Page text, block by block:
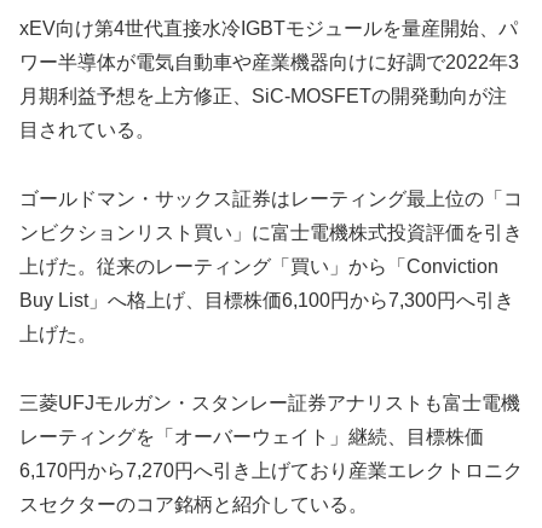
xEV向け第4世代直接水冷IGBTモジュールを量産開始、パ
ワー半導体が電気自動車や産業機器向けに好調で2022年3
月期利益予想を上方修正、SiC-MOSFETの開発動向が注
目されている。
ゴールドマン・サックス証券はレーティング最上位の「コ
ンビクションリスト買い」に富士電機株式投資評価を引き
上げた。従来のレーティング「買い」から「Conviction
Buy List」へ格上げ、目標株価6,100円から7,300円へ引き
上げた。
三菱UFJモルガン・スタンレー証券アナリストも富士電機
レーティングを「オーバーウェイト」継続、目標株価
6,170円から7,270円へ引き上げており産業エレクトロニク
スセクターのコア銘柄と紹介している。